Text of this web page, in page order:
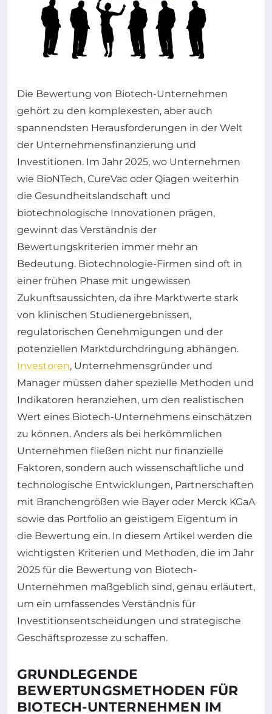
Die Bewertung von Biotech-Unternehmen
gehört zu den komplexesten, aber auch
spannendsten Herausforderungen in der Welt
der Unternehmensfinanzierung und
Investitionen. Im Jahr 2025, wo Unternehmen
wie BioNTech, CureVac oder Qiagen weiterhin
die Gesundheitslandschaft und
biotechnologische Innovationen prägen,
gewinnt das Verständnis der
Bewertungskriterien immer mehr an
Bedeutung. Biotechnologie-Firmen sind oft in
einer frühen Phase mit ungewissen
Zukunftsaussichten, da ihre Marktwerte stark
von klinischen Studienergebnissen,
regulatorischen Genehmigungen und der
potenziellen Marktdurchdringung abhängen.
Investoren, Unternehmensgründer und
Manager müssen daher spezielle Methoden und
Indikatoren heranziehen, um den realistischen
Wert eines Biotech-Unternehmens einschätzen
zu können. Anders als bei herkömmlichen
Unternehmen fließen nicht nur finanzielle
Faktoren, sondern auch wissenschaftliche und
technologische Entwicklungen, Partnerschaften
mit Branchengrößen wie Bayer oder Merck KGaA
sowie das Portfolio an geistigem Eigentum in
die Bewertung ein. In diesem Artikel werden die
wichtigsten Kriterien und Methoden, die im Jahr
2025 für die Bewertung von Biotech-
Unternehmen maßgeblich sind, genau erläutert,
um ein umfassendes Verständnis für
Investitionsentscheidungen und strategische
Geschäftsprozesse zu schaffen.
GRUNDLEGENDE
BEWERTUNGSMETHODEN FÜR
BIOTECH-UNTERNEHMEN IM